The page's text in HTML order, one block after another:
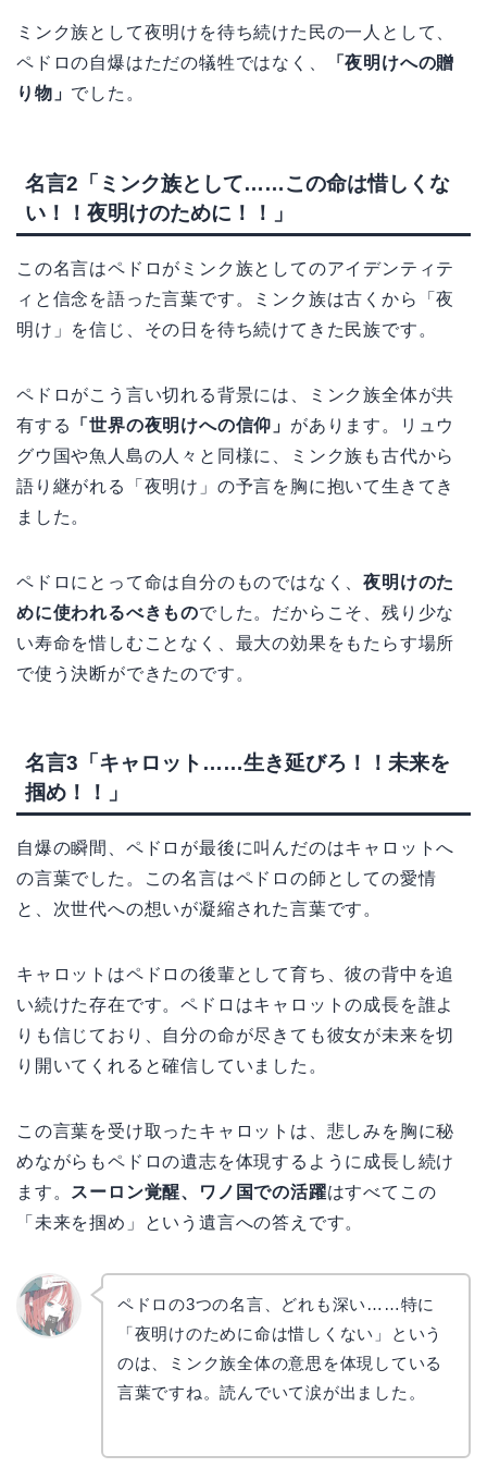
ミンク族として夜明けを待ち続けた民の一人として、
ペドロの自爆はただの犠牲ではなく、
「夜明けへの贈
り物」 でした。
名言2「ミンク族として……この命は惜しくな
い！！夜明けのために！！」
この名言はペドロがミンク族としてのアイデンティテ
ィと信念を語った言葉です。ミンク族は古くから「夜
明け」を信じ、その日を待ち続けてきた民族です。
ペドロがこう言い切れる背景には、ミンク族全体が共
有する
「世界の夜明けへの信仰」 があります。リュウ
グウ国や魚人島の人々と同様に、ミンク族も古代から
語り継がれる「夜明け」の予言を胸に抱いて生きてき
ました。
ペドロにとって命は自分のものではなく、夜明けのた
めに使われるべきものでした。だからこそ、残り少な
い寿命を惜しむことなく、最大の効果をもたらす場所
で使う決断ができたのです。
名言3「キャロット……生き延びろ！！未来を
掴め！！」
自爆の瞬間、ペドロが最後に叫んだのはキャロットへ
の言葉でした。この名言はペドロの師としての愛情
と、次世代への想いが凝縮された言葉です。
キャロットはペドロの後輩として育ち、彼の背中を追
い続けた存在です。ペドロはキャロットの成長を誰よ
りも信じており、自分の命が尽きても彼女が未来を切
り開いてくれると確信していました。
この言葉を受け取ったキャロットは、悲しみを胸に秘
めながらもペドロの遺志を体現するように成長し続け
ます。 スーロン覚醒、ワノ国での活躍はすべてこの
「未来を掴め」という遺言への答えです。
ペドロの3つの名言、どれも深い……特に
「夜明けのために命は惜しくない」という
のは、ミンク族全体の意思を体現している
言葉ですね。読んでいて涙が出ました。